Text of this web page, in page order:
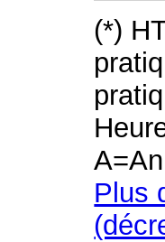
(*)
Plus